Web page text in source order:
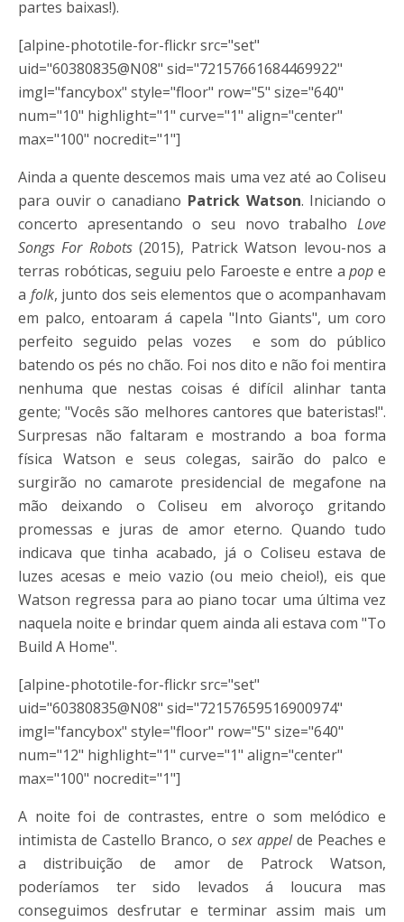
partes baixas!).
[alpine-phototile-for-flickr src="set"
uid="60380835@N08" sid="72157661684469922"
imgl="fancybox" style="floor" row="5" size="640"
num="10" highlight="1" curve="1" align="center"
max="100" nocredit="1"]
Ainda a quente descemos mais uma vez até ao Coliseu
para ouvir o canadiano Patrick Watson. Iniciando o
concerto apresentando o seu novo trabalho Love
Songs For Robots(2015), Patrick Watson levou-nos a
terras robóticas, seguiu pelo Faroeste e entre apop e
a folk, junto dos seis elementos que o acompanhavam
em palco, entoaram á capela "Into Giants", um coro
perfeito seguido pelas vozes e som do público
batendo os pés no chão. Foi nos dito e não foi mentira
nenhuma que nestas coisas é difícil alinhar tanta
gente; "Vocês são melhores cantores que bateristas!".
Surpresas não faltaram e mostrando a boa forma
física Watson e seus colegas, sairão do palco e
surgirão no camarote presidencial de megafone na
mão deixando o Coliseu em alvoroço gritando
promessas e juras de amor eterno. Quando tudo
indicava que tinha acabado, já o Coliseu estava de
luzes acesas e meio vazio (ou meio cheio!), eis que
Watson regressa para ao piano tocar uma última vez
naquela noite e brindar quem ainda ali estava com "To
Build A Home".
[alpine-phototile-for-flickr src="set"
uid="60380835@N08" sid="72157659516900974"
imgl="fancybox" style="floor" row="5" size="640"
num="12" highlight="1" curve="1" align="center"
max="100" nocredit="1"]
A noite foi de contrastes, entre o som melódico e
intimista de Castello Branco, o sex appelde Peaches e
a distribuição de amor de Patrock Watson,
poderíamos ter sido levados á loucura mas
conseguimos desfrutar e terminar assim mais um